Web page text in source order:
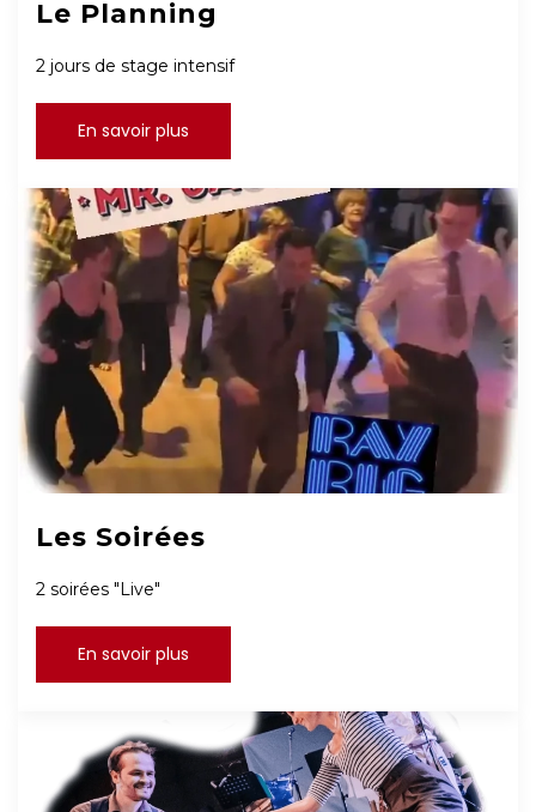
Le Planning
2 jours de stage intensif
En savoir plus
Les Soirées
2 soirées "Live"
En savoir plus